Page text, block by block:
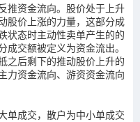
推资金流向。股价处于上升
股价上涨的力量，这部分成
状态时主动性卖单产生的的
交额被定义为资金流出。
之后剩下的推动股价上升的
力资金流向、游资资金流向
单成交，散户为中小单成交